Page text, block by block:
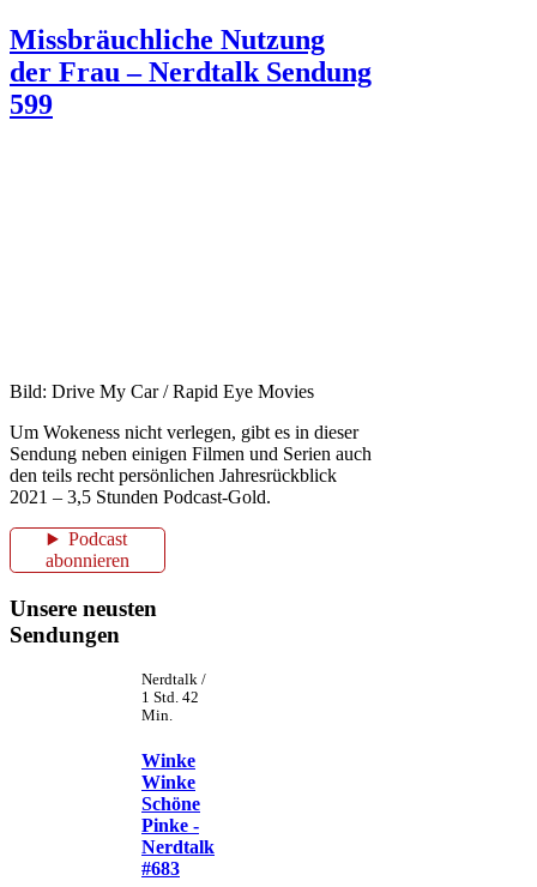
Missbräuchliche Nutzung
der Frau – Nerdtalk Sendung
599
Bild: Drive My Car / Rapid Eye Movies
Um Wokeness nicht verlegen, gibt es in dieser
Sendung neben einigen Filmen und Serien auch
den teils recht persönlichen Jahresrückblick
2021 – 3,5 Stunden Podcast-Gold.
Podcast
abonnieren
Unsere neusten
Sendungen
Nerdtalk /
1 Std. 42
Min.
Winke
Winke
Schöne
Pinke -
Nerdtalk
#683